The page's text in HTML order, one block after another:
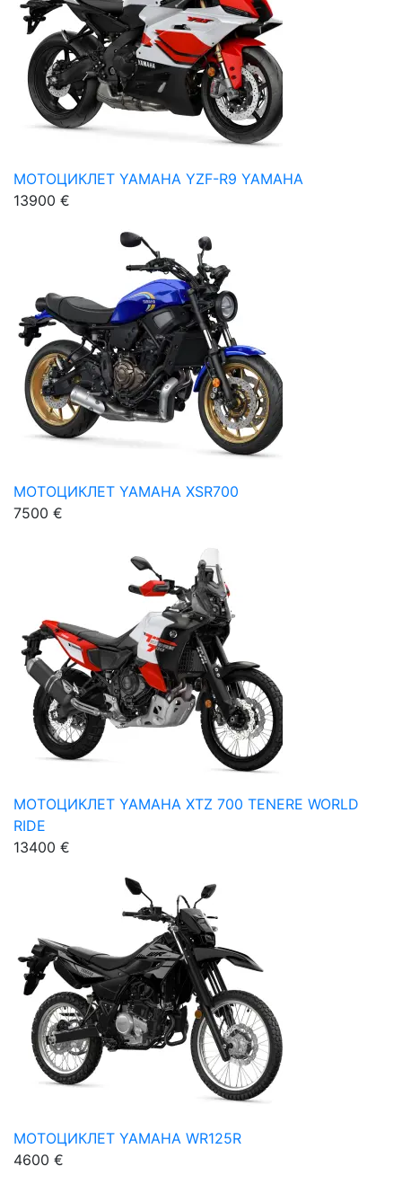
МОТОЦИКЛЕТ YAMAHA YZF-R9 YAMAHA
13900 €
МОТОЦИКЛЕТ YAMAHA XSR700
7500 €
МОТОЦИКЛЕТ YAMAHA XTZ 700 TENERE WORLD
RIDE
13400 €
МОТОЦИКЛЕТ YAMAHA WR125R
4600 €